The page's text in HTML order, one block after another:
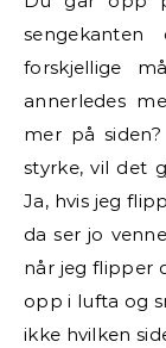
forskjellige
annerledes
mer på
styrke, vil det
Ja, hvis jeg
da ser jo
når jeg flipper
opp i lufta og
ikke hvilken